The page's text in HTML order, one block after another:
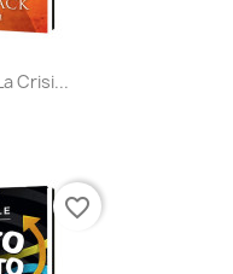
Crisi...
favorite_border